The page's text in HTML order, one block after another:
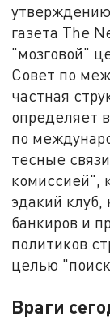
газета The
"мозговой"
Совет по
частная
определяет
по
тесные
комиссией",
эдакий
банкиров и
политиков
целью
Враги